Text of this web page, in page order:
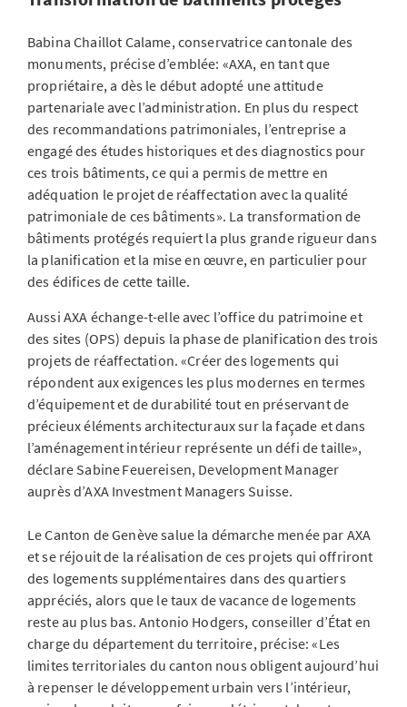
Babina Chaillot Calame, conservatrice cantonale des
monuments, précise d’emblée: «AXA, en tant que
propriétaire, a dès le début adopté une attitude
partenariale avec l’administration. En plus du respect
des recommandations patrimoniales, l’entreprise a
engagé des études historiques et des diagnostics pour
ces trois bâtiments, ce qui a permis de mettre en
adéquation le projet de réaffectation avec la qualité
patrimoniale de ces bâtiments». La transformation de
bâtiments protégés requiert la plus grande rigueur dans
la planification et la mise en œuvre, en particulier pour
des édifices de cette taille.
Aussi AXA échange-t-elle avec l’office du patrimoine et
des sites (OPS) depuis la phase de planification des trois
projets de réaffectation. «Créer des logements qui
répondent aux exigences les plus modernes en termes
d’équipement et de durabilité tout en préservant de
précieux éléments architecturaux sur la façade et dans
l’aménagement intérieur représente un défi de taille»,
déclare Sabine Feuereisen, Development Manager
auprès d’AXA Investment Managers Suisse.
Le Canton de Genève salue la démarche menée par AXA
et se réjouit de la réalisation de ces projets qui offriront
des logements supplémentaires dans des quartiers
appréciés, alors que le taux de vacance de logements
reste au plus bas. Antonio Hodgers, conseiller d’État en
charge du département du territoire, précise: «Les
limites territoriales du canton nous obligent aujourd’hui
à repenser le développement urbain vers l’intérieur,